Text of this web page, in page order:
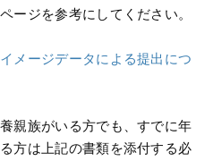
ージを参考にしてください。
メージデータによる提出につ
親族がいる方でも、すでに年
方は上記の書類を添付する必